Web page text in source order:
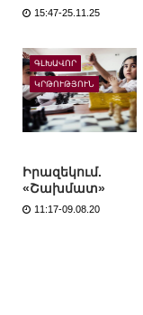
15:47-25.11.25
ԳԼԽԱՎՈՐ
ԿՐԹՈՒԹՅՈՒՆ
Իրազեկում.
«Շախմատ»
11:17-09.08.20